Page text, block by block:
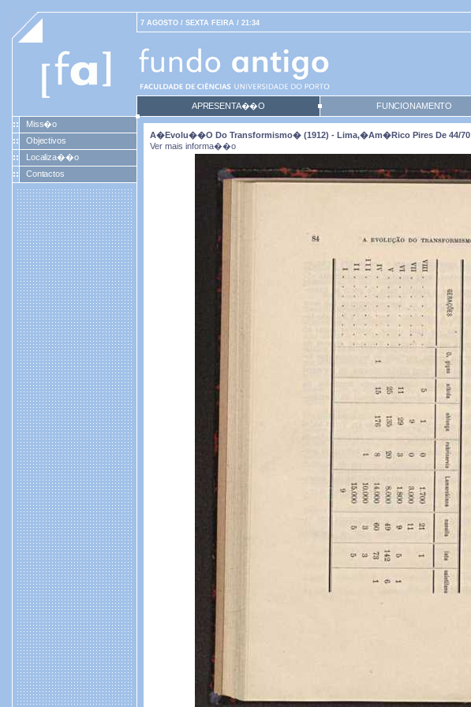
7 AGOSTO / SEXTA FEIRA / 21:34
APRESENTA��O FUNCIONAMENTO
Miss�o
Objectivos
Localiza��o
Contactos
A�evolu��o Do Transformismo� (1912) - Lima,�Am�rico Pires De 44/70
Ver mais informa��o